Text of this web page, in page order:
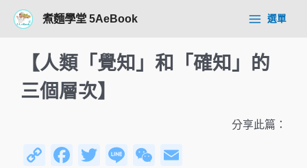
煮麵學堂 5AeBook
Main
選單
【人類「覺知」和「確知」的
三個層次】
分享此篇：
C
F
T
Li
W
navigation